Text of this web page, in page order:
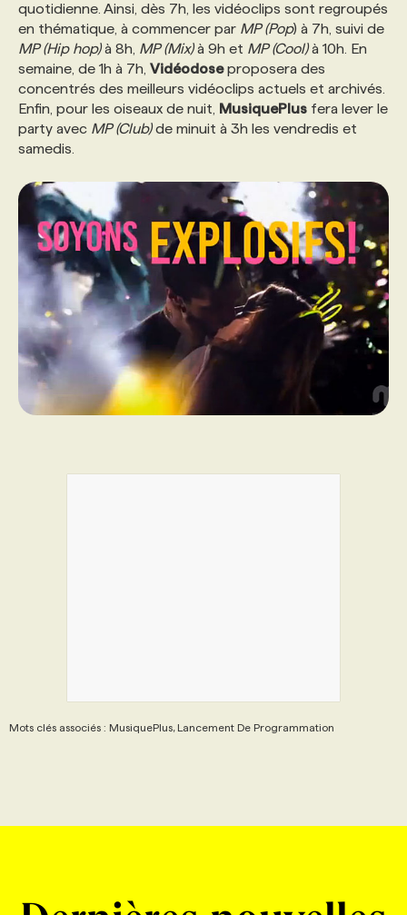
quotidienne. Ainsi, dès 7h, les vidéoclips sont regroupés
en thématique, à commencer par MP (Pop) à 7h, suivi de
MP (Hip hop)à 8h, MP (Mix)à 9h et MP (Cool)à 10h. En
semaine, de 1h à 7h, Vidéodoseproposera des
concentrés des meilleurs vidéoclips actuels et archivés.
Enfin, pour les oiseaux de nuit, MusiquePlus fera lever le
party avec MP (Club)de minuit à 3h les vendredis et
samedis.
Mots clés associés : MusiquePlus, Lancement De Programmation